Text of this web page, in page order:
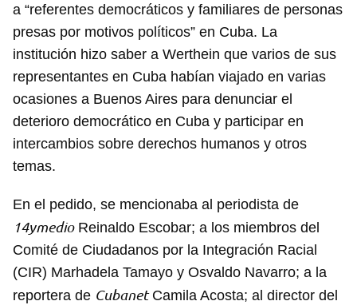
a “referentes democráticos y familiares de personas
presas por motivos políticos” en Cuba. La
institución hizo saber a Werthein que varios de sus
representantes en Cuba habían viajado en varias
ocasiones a Buenos Aires para denunciar el
deterioro democrático en Cuba y participar en
intercambios sobre derechos humanos y otros
temas.
En el pedido, se mencionaba al periodista de
14ymedioReinaldo Escobar; a los miembros del
Comité de Ciudadanos por la Integración Racial
(CIR) Marhadela Tamayo y Osvaldo Navarro; a la
reportera de CubanetCamila Acosta; al director del